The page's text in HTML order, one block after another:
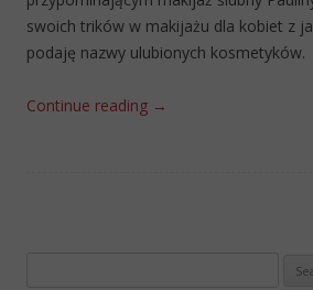
swoich trików w makijażu dla kobiet z
podaję nazwy ulubionych kosmetyków.
Continue reading →